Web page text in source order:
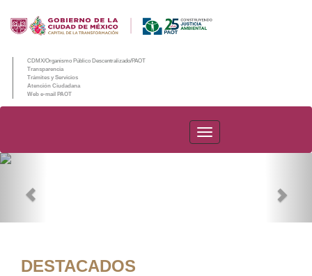
CDMX/Organismo Público Descentralizado/PAOT
Transparencia
Trámites y Servicios
Atención Ciudadana
Web e-mail PAOT
PAOT
DESTACADOS